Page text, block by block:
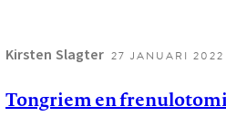
Kirsten Slagter 27 JANUARI
Tongriem en